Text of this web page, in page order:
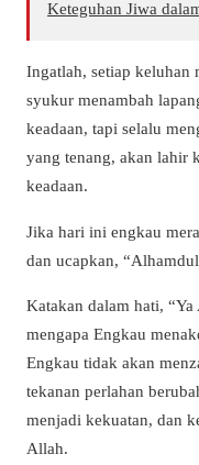
Keteguhan Jiwa
Ingatlah, setiap keluhan
syukur menambah
keadaan, tapi selalu
yang tenang, akan lahir
keadaan.
Jika hari ini engkau
dan ucapkan,
Katakan dalam hati,
mengapa Engkau
Engkau tidak akan
tekanan perlahan
menjadi kekuatan, dan
Allah.